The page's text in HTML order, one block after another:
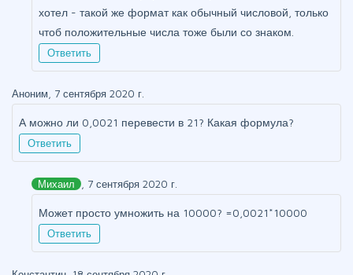
хотел - такой же формат как обычный числовой, только
чтоб положительные числа тоже были со знаком.
Ответить
Аноним, 7 сентября 2020 г.
А можно ли 0,0021 перевести в 21? Какая формула?
Ответить
Михаил , 7 сентября 2020 г.
Может просто умножить на 10000? =0,0021*10000
Ответить